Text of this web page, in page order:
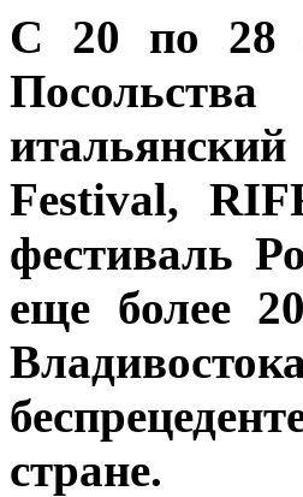
С 20 по 28
Festival,
фестиваль
еще более
стране.